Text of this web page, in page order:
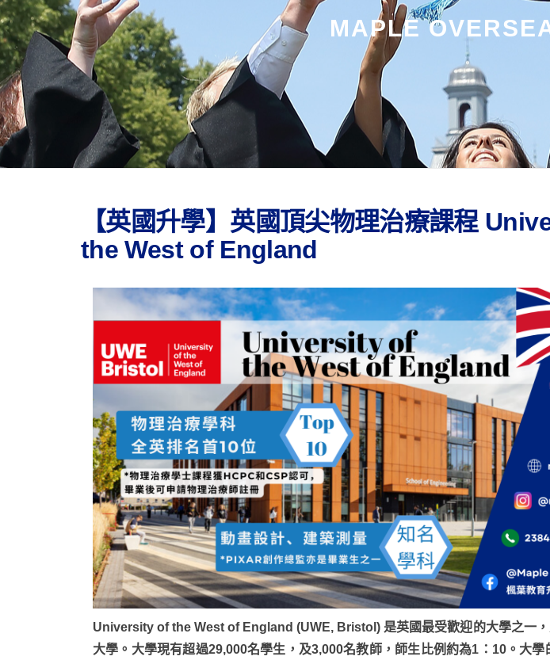
MAPLE
【英國升學】英國頂尖物理治療課程
the West of England
University of the West of England (UWE, Bristol) 是英國最受歡迎的大學之一
大學。大學現有超過29,000名學生，及3,000名教師，師生比例約為1：10。大學